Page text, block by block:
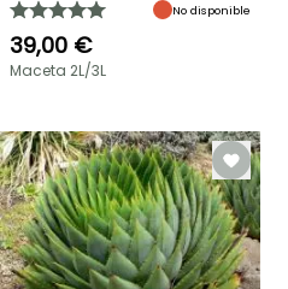
No disponible
39,00 €
Maceta 2L/3L